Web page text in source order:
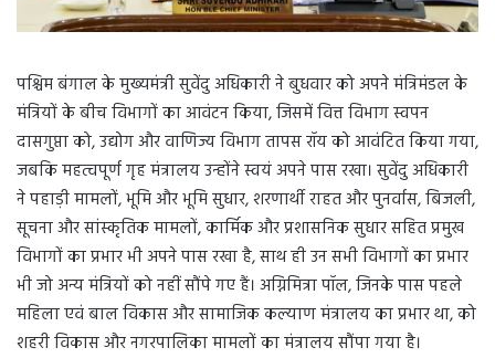
पश्चिम बंगाल के मुख्यमंत्री सुवेंदु अधिकारी ने बुधवार को अपने मंत्रिमंडल के
मंत्रियों के बीच विभागों का आवंटन किया, जिसमें वित्त विभाग स्वपन
दासगुप्ता को, उद्योग और वाणिज्य विभाग तापस रॉय को आवंटित किया गया,
जबकि महत्वपूर्ण गृह मंत्रालय उन्होंने स्वयं अपने पास रखा। सुवेंदु अधिकारी
ने पहाड़ी मामलों, भूमि और भूमि सुधार, शरणार्थी राहत और पुनर्वास, बिजली,
सूचना और सांस्कृतिक मामलों, कार्मिक और प्रशासनिक सुधार सहित प्रमुख
विभागों का प्रभार भी अपने पास रखा है, साथ ही उन सभी विभागों का प्रभार
भी जो अन्य मंत्रियों को नहीं सौंपे गए हैं। अग्निमित्रा पॉल, जिनके पास पहले
महिला एवं बाल विकास और सामाजिक कल्याण मंत्रालय का प्रभार था, को
शहरी विकास और नगरपालिका मामलों का मंत्रालय सौंपा गया है।